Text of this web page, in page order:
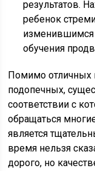
результатов.
ребенок
изменившимся
обучения
Помимо отличных
подопечных,
соответствии с
обращаться
является
время нельзя
дорого, но